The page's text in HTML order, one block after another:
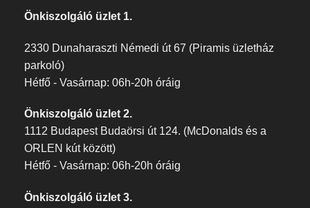
Önkiszolgáló üzlet 1.
2330 Dunaharaszti Némedi út 67 (Piramis üzletház
parkoló)
Hétfő - Vasárnap: 06h-20h óráig
Önkiszolgáló üzlet 2.
1112 Budapest Budaörsi út 124. (McDonalds és a
ORLEN kút között)
Hétfő - Vasárnap: 06h-20h óráig
Önkiszolgáló üzlet 3.